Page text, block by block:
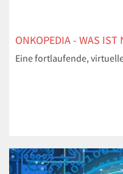
ONKOPEDIA - WAS IST
Eine fortlaufende,